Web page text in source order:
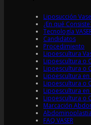
Liposucción
¿En qué
Tecnología
Candidatos
Procedimiento
Lipoescultura
Lipoescultura o
Lipoescultura o
Lipoescultura en
Lipoescultura o
Lipoescultura
Lipoescultura o
Marcación
FAQ VASER